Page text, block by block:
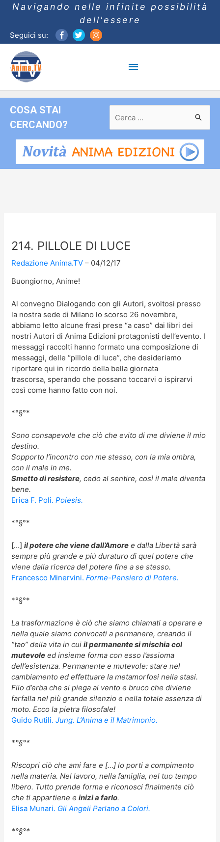
Navigando nelle infinite possibilità
dell'essere
Seguici su:
Menu
principale
COSA STAI
CERCANDO?
per:
214. PILLOLE DI LUCE
Redazione Anima.TV
04/12/17
Buongiorno, Anime!
Al convegno Dialogando con gli Autori, svoltosi presso
la nostra sede di Milano lo scorso 26 novembre,
abbiamo letto alcune frasi prese “a caso” dai libri dei
nostri Autori di Anima Edizioni protagonisti dell’evento. I
messaggi raccolti hanno formato una composizione di
messaggi, delle “pillole di luce”, che desideriamo
riportare qui in ricordo della bella giornata
trascorsa, sperando che possano toccarvi o ispirarvi
così come hanno fatto con noi.
*°§°*
Sono consapevole che ciò che evito di me diviene il mio
destino.
Sopporto l’incontro con me stesso, con la mia ombra,
con il male in me.
Smetto di resistere, cedo al sentire, così il male diventa
bene.
Erica F. Poli. Poiesis.
*°§°*
[…]il potere che viene dall’Amore e dalla Libertà sarà
sempre più grande e più duraturo di quel potere che
viene dalla ricerca del potere fine a se stesso.
Francesco Minervini.Forme-Pensiero di Potere.
*°§°*
La trasformazione è ciò che siamo chiamati a operare e
nella quale siamo convocati a permanere, creando il
“tao” della vita in cuiil permanente si mischia col
mutevole ed insieme forma con esso l’assioma
dell’esistenza. Permanente e mutevole: stare nel
cambiamento ed effettuare la metamorfosi nella stasi.
Filo d’erba che si piega al vento e bruco che diviene
farfalla nel più grande silenzio e nella totale assenza di
moto. Ecco la pietra filosofale!
Guido Rutili. Jung. L’Anima e il Matrimonio.
*°§°*
Riscopri ciò che ami fare e […] lo porti a compimento
nella materia. Nel lavoro, nella famiglia, nel tuo tempo
libero. Tutto prende forma e riconosci finalmente ciò
che ti appartiene einizi a farlo.
Elisa Munari. Gli Angeli Parlano a Colori.
*°§°*